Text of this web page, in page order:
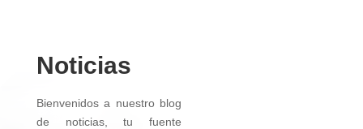
Noticias
Bienvenidos a nuestro blog
de noticias, tu fuente